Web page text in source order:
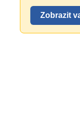
Zobrazit